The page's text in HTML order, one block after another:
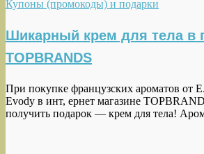
Купоны (промокоды) и подарки
Шикарный крем для тела в
TOPBRANDS
При покупке французских ароматов от
Evody в инт, ернет магазине
получить подарок — крем для тела!